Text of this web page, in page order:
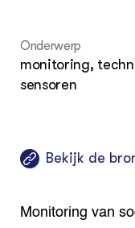
LEREN
Wiki Groen
Contact
Search the
Onderwerp
monitoring,
sensoren
Bekijk de
Monitoring van